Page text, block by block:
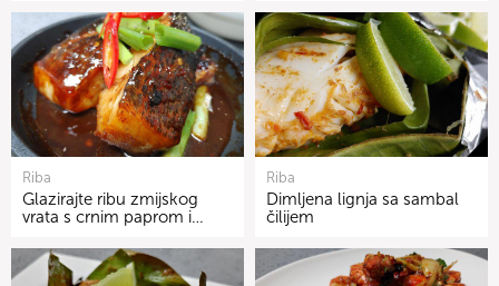
Riba
Glazirajte ribu zmijskog
vrata s crnim paprom i…
Riba
Dimljena lignja sa sambal
čilijem